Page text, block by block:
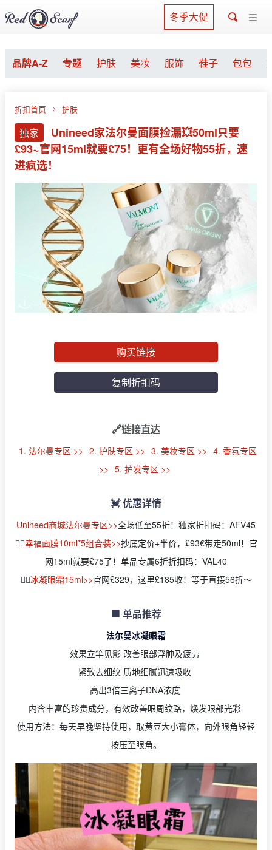
冬季大促
品牌A-Z 专题 护肤 美妆 服饰 鞋子 包包
折扣首页 护肤
独家
Unineed家法尔曼面膜捡漏💥50ml只要
£93~官网15ml就要£75！更有全场好物55折，速
进疯选！
购买链接
复制折扣码
🔗链接直达
1. 法尔曼专区 >> 2. 护肤专区 >> 3. 美妆专区 >> 4. 香氛专区
>> 5. 护发专区 >>
💓 优惠详情
Unineed商城法尔曼专区>>全场低至55折！独家折扣码：AFV45
👉🏻幸福面膜10ml*5组合装>>抄底定价+半价，£93€带走50ml！官
网15ml就要£75了！单品专属6折折扣码：VAL40
👉🏻冰凝眼霜15ml>>官网£329，这里£185收！等于直接56折～
🟩 单品推荐
法尔曼冰凝眼霜
效果立竿见影 改善眼部浮肿及疲劳
紧致去细纹 质地细腻迅速吸收
高出3倍三离子DNA浓度
内含丰富的珍贵成分，有效改善眼周纹路，焕发眼部光彩
使用方法：每天早晚坚持使用，取黄豆大小膏体，向外眼角轻轻
按压至眼角。